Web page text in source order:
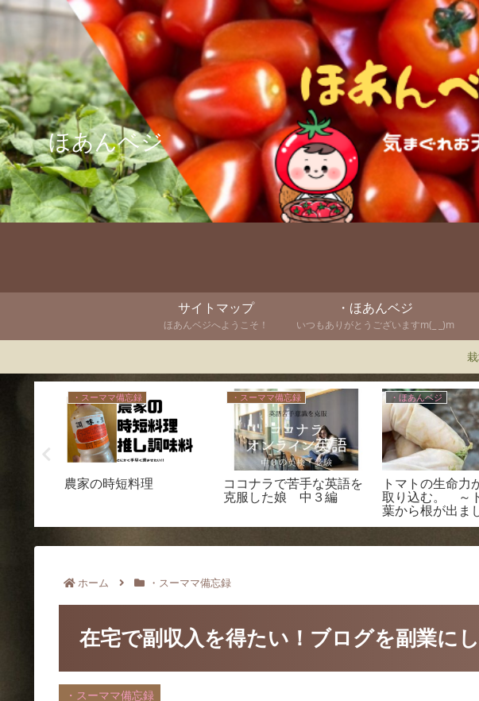
ほあんベジ
サイトマップ
ほあんベジへようこそ！
・ほあんベジ
いつもありがとうございますm(_ _)m
・スーママ備忘録
農家の時短料理
・スーママ備忘録
ココナラで苦手な英語を
克服した娘 中３編
・ほあんベジ
トマトの生命力
取り込む。 ～
葉から根が出ま
ホーム ・スーママ備忘録
在宅で副収入を得たい！ブログを副業に
・スーママ備忘録